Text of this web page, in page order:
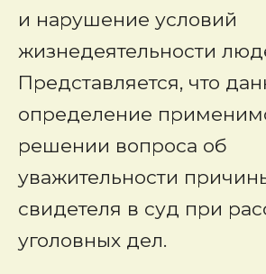
и нарушение условий
жизнедеятельности
Представляется, что
определение
решении вопроса об
уважительности
свидетеля в суд при
уголовных дел.